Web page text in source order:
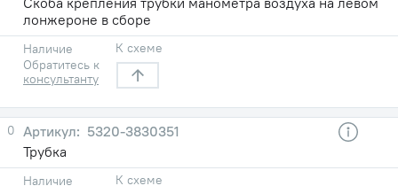
лонжероне в сборе
Наличие
Обратитесь к
консультанту
К схеме
0
5320-3830351
Трубка
Наличие
К схеме